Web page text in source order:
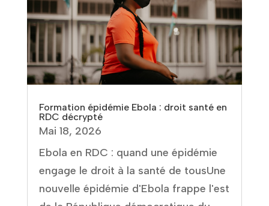
Formation épidémie Ebola : droit santé en
RDC décrypté
Mai 18, 2026
Ebola en RDC : quand une épidémie
engage le droit à la santé de tousUne
nouvelle épidémie d'Ebola frappe l'est